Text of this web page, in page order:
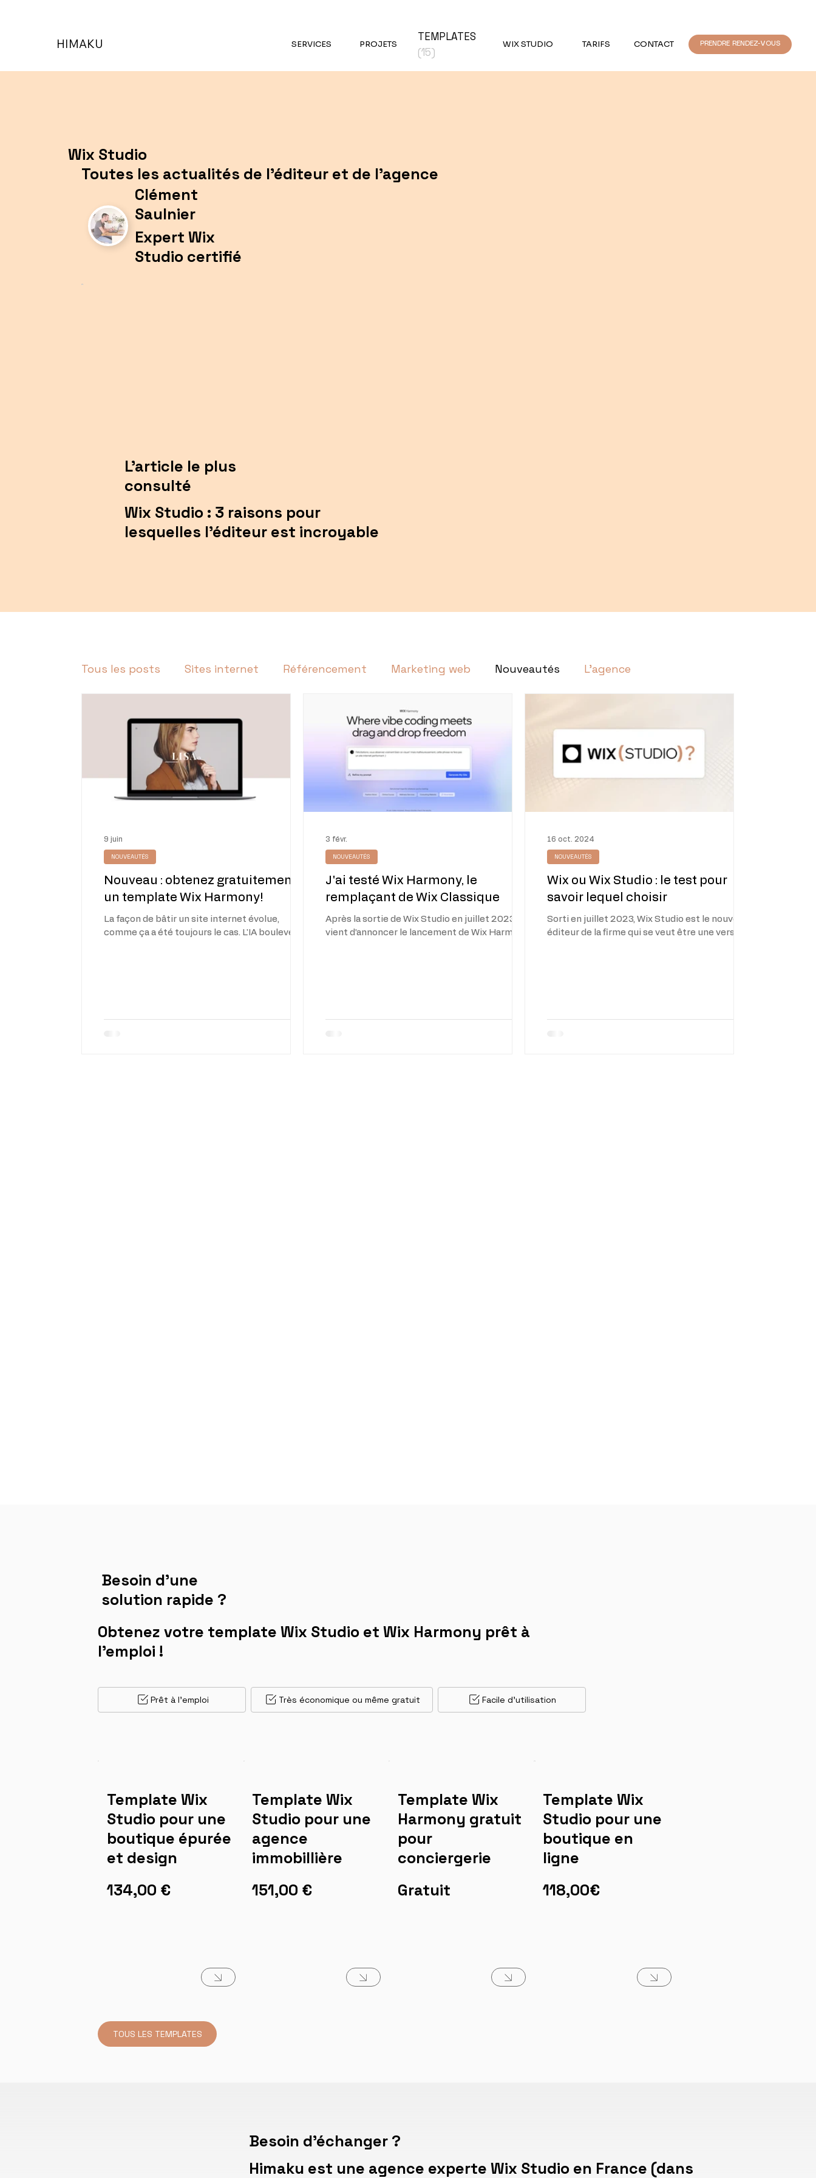
HIMAKU SERVICES PROJETS
TEMPLATES
(15)
WIX STUDIO TARIFS CONTACT PRENDRE RENDEZ-VOUS
Wix Studio
Toutes les actualités de l'éditeur et de l'agence
Clément
Saulnier
Expert Wix
Studio certifié
L'article le plus
consulté
Wix Studio : 3 raisons pour
lesquelles l'éditeur est incroyable
Tous les posts Sites internet Référencement Marketing web Nouveautés L'agence
Nouveau : obtenez gratuitement
un template Wix Harmony!
La façon de bâtir un site internet évolue,
comme ça a été toujours le cas. L'IA bouleverse
NOUVEAUTÉS
9 juin
J'ai testé Wix Harmony, le
remplaçant de Wix Classique
Après la sortie de Wix Studio en juillet 2023, Wix
vient d’annoncer le lancement de Wix Harmony
NOUVEAUTÉS
3 févr.
Wix ou Wix Studio : le test pour
savoir lequel choisir
Sorti en juillet 2023, Wix Studio est le nouvel
éditeur de la firme qui se veut être une version
NOUVEAUTÉS
16 oct. 2024
Besoin d'une
solution rapide ?
Obtenez votre template Wix Studio et Wix Harmony prêt à
l'emploi !
Prêt à l'emploi Très économique ou même gratuit Facile d'utilisation
Template Wix
Studio pour une
boutique épurée
et design
134,00 €
Template Wix
Studio pour une
agence
immobillière
151,00 €
Template Wix
Harmony gratuit
pour
conciergerie
Gratuit
Template Wix
Studio pour une
boutique en
ligne
118,00€
TOUS LES TEMPLATES
Besoin d'échanger ?
Himaku est une agence experte Wix Studio en France (dans